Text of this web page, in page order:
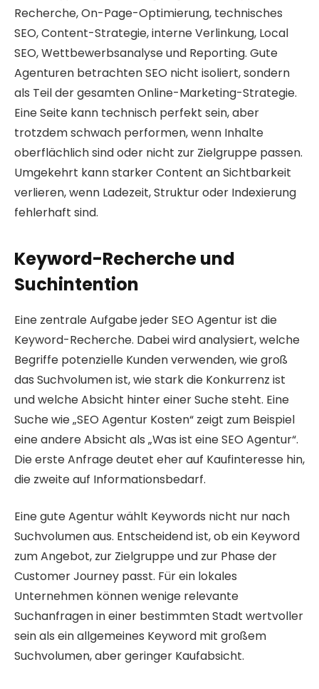
Recherche, On-Page-Optimierung, technisches
SEO, Content-Strategie, interne Verlinkung, Local
SEO, Wettbewerbsanalyse und Reporting. Gute
Agenturen betrachten SEO nicht isoliert, sondern
als Teil der gesamten Online-Marketing-Strategie.
Eine Seite kann technisch perfekt sein, aber
trotzdem schwach performen, wenn Inhalte
oberflächlich sind oder nicht zur Zielgruppe passen.
Umgekehrt kann starker Content an Sichtbarkeit
verlieren, wenn Ladezeit, Struktur oder Indexierung
fehlerhaft sind.
Keyword-Recherche und
Suchintention
Eine zentrale Aufgabe jeder SEO Agentur ist die
Keyword-Recherche. Dabei wird analysiert, welche
Begriffe potenzielle Kunden verwenden, wie groß
das Suchvolumen ist, wie stark die Konkurrenz ist
und welche Absicht hinter einer Suche steht. Eine
Suche wie „SEO Agentur Kosten“ zeigt zum Beispiel
eine andere Absicht als „Was ist eine SEO Agentur“.
Die erste Anfrage deutet eher auf Kaufinteresse hin,
die zweite auf Informationsbedarf.
Eine gute Agentur wählt Keywords nicht nur nach
Suchvolumen aus. Entscheidend ist, ob ein Keyword
zum Angebot, zur Zielgruppe und zur Phase der
Customer Journey passt. Für ein lokales
Unternehmen können wenige relevante
Suchanfragen in einer bestimmten Stadt wertvoller
sein als ein allgemeines Keyword mit großem
Suchvolumen, aber geringer Kaufabsicht.